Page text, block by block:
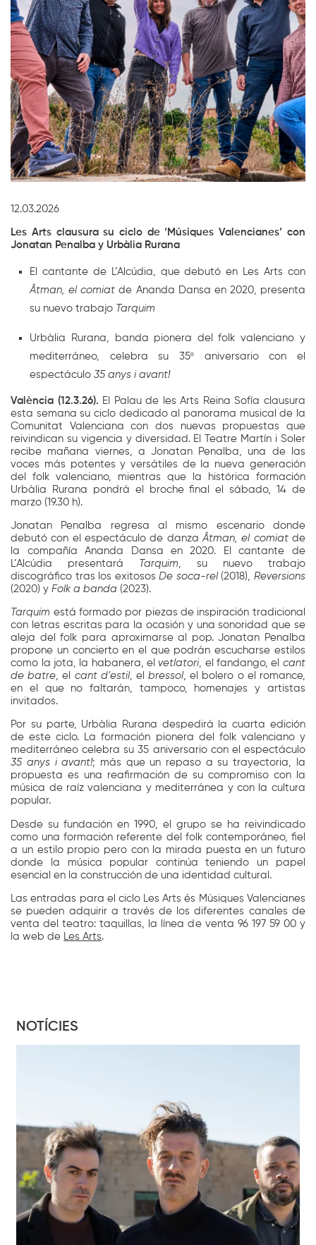
12.03.2026
Les Arts clausura su ciclo de ‘Músiques Valencianes’ con
Jonatan Penalba y Urbàlia Rurana
El cantante de L’Alcúdia, que debutó en Les Arts con
Âtman, el comiat de Ananda Dansa en 2020, presenta
su nuevo trabajo Tarquim
Urbàlia Rurana, banda pionera del folk valenciano y
mediterráneo, celebra su 35º aniversario con el
espectáculo35 anys i avant!
València (12.3.26). El Palau de les Arts Reina Sofía clausura
esta semana su ciclo dedicado al panorama musical de la
Comunitat Valenciana con dos nuevas propuestas que
reivindican su vigencia y diversidad. El Teatre Martín i Soler
recibe mañana viernes, a Jonatan Penalba, una de las
voces más potentes y versátiles de la nueva generación
del folk valenciano, mientras que la histórica formación
Urbàlia Rurana pondrá el broche final el sábado, 14 de
marzo (19.30 h).
Jonatan Penalba regresa al mismo escenario donde
debutó con el espectáculo de danzaÂtman, el comiat de
la compañía Ananda Dansa en 2020. El cantante de
L’Alcúdia presentará
Tarquim, su nuevo trabajo
discográfico tras los exitososDe soca-rel(2018), Reversions
(2020) yFolk a banda (2023).
Tarquim está formado por piezas de inspiración tradicional
con letras escritas para la ocasión y una sonoridad que se
aleja del folk para aproximarse al pop. Jonatan Penalba
propone un concierto en el que podrán escucharse estilos
como la jota, la habanera, el vetlatori, el fandango, el cant
de batre, el cant d’estil, elbressol, el bolero o el romance,
en el que no faltarán, tampoco, homenajes y artistas
invitados.
Por su parte, Urbàlia Rurana despedirá la cuarta edición
de este ciclo. La formación pionera del folk valenciano y
mediterráneo celebra su 35 aniversario con el espectáculo
35 anys i avant!; más que un repaso a su trayectoria, la
propuesta es una reafirmación de su compromiso con la
música de raíz valenciana y mediterránea y con la cultura
popular.
Desde su fundación en 1990, el grupo se ha reivindicado
como una formación referente del folk contemporáneo, fiel
a un estilo propio pero con la mirada puesta en un futuro
donde la música popular continúa teniendo un papel
esencial en la construcción de una identidad cultural.
Las entradas para el ciclo Les Arts és Músiques Valencianes
se pueden adquirir a través de los diferentes canales de
venta del teatro: taquillas, la línea de venta 96 197 59 00 y
la web de
Les Arts.
NOTÍCIES